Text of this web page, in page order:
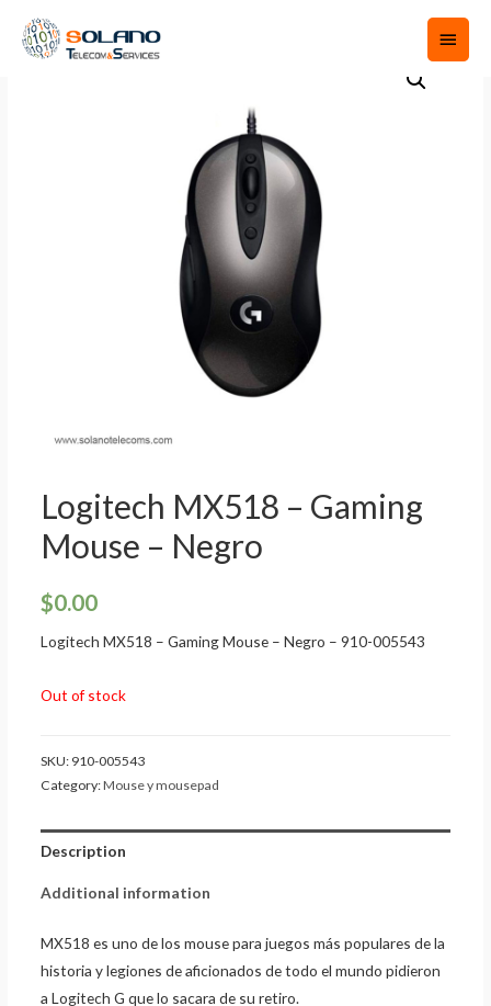
Logitech MX518 – Gaming
Mouse – Negro
$0.00
Logitech MX518 – Gaming Mouse – Negro – 910-005543
Out of stock
SKU: 910-005543
Category:Mouse y mousepad
Description
Additional information
MX518 es uno de los mouse para juegos más populares de la
historia y legiones de aficionados de todo el mundo pidieron
a Logitech G que lo sacara de su retiro.